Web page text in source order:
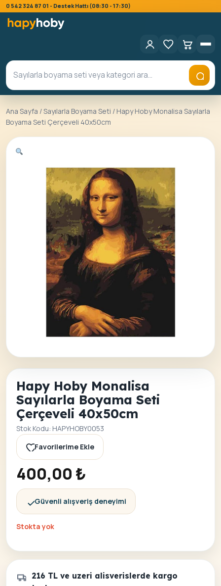
0 542 324 87 01 - Destek Hattı (08:30 - 17:30)
Ana Sayfa /Sayılarla Boyama Seti / Hapy Hoby Monalisa Sayılarla
Boyama Seti Çerçeveli 40x50cm
Hapy Hoby Monalisa
Sayılarla Boyama Seti
Çerçeveli 40x50cm
Stok Kodu: HAPYHOBY0053
Favorilerime Ekle
400,00 ₺
Güvenli alışveriş deneyimi
Stokta yok
216 TL ve uzeri alisverislerde kargo